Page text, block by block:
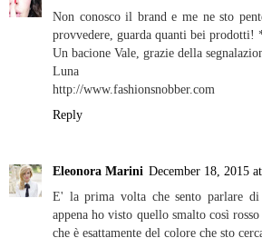
Non conosco il brand e me ne sto
provvedere, guarda quanti bei prodotti!
Un bacione Vale, grazie della
Luna
http://www.fashionsnobber.com
Reply
Eleonora Marini December 18, 2015
E' la prima volta che sento parlare di
appena ho visto quello smalto così
che è esattamente del colore che sto